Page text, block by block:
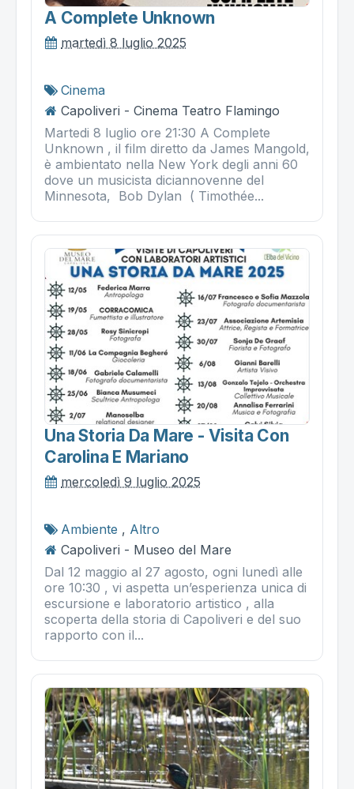
A Complete Unknown
martedì 8 luglio 2025
Cinema
Capoliveri - Cinema Teatro Flamingo
Martedi 8 luglio ore 21:30 A Complete
Unknown , il film diretto da James Mangold,
è ambientato nella New York degli anni 60
dove un musicista diciannovenne del
Minnesota, Bob Dylan ( Timothée...
Una Storia Da Mare - Visita Con
Carolina E Mariano
mercoledì 9 luglio 2025
Ambiente , Altro
Capoliveri - Museo del Mare
Dal 12 maggio al 27 agosto, ogni lunedì alle
ore 10:30 , vi aspetta un’esperienza unica di
escursione e laboratorio artistico , alla
scoperta della storia di Capoliveri e del suo
rapporto con il...